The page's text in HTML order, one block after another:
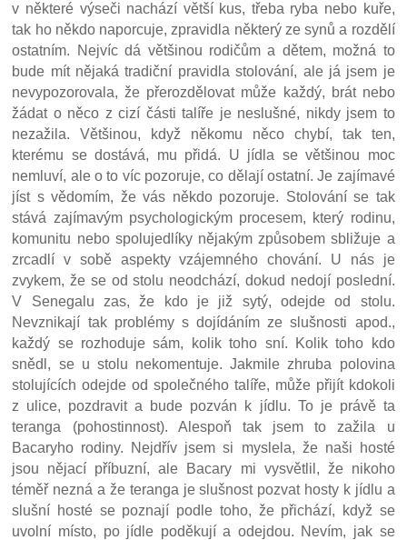
v některé výseči nachází větší kus, třeba ryba nebo kuře,
tak ho někdo naporcuje, zpravidla některý ze synů a rozdělí
ostatním. Nejvíc dá většinou rodičům a dětem, možná to
bude mít nějaká tradiční pravidla stolování, ale já jsem je
nevypozorovala, že přerozdělovat může každý, brát nebo
žádat o něco z cizí části talíře je neslušné, nikdy jsem to
nezažila. Většinou, když někomu něco chybí, tak ten,
kterému se dostává, mu přidá. U jídla se většinou moc
nemluví, ale o to víc pozoruje, co dělají ostatní. Je zajímavé
jíst s vědomím, že vás někdo pozoruje. Stolování se tak
stává zajímavým psychologickým procesem, který rodinu,
komunitu nebo spolujedlíky nějakým způsobem sbližuje a
zrcadlí v sobě aspekty vzájemného chování. U nás je
zvykem, že se od stolu neodchází, dokud nedojí poslední.
V Senegalu zas, že kdo je již sytý, odejde od stolu.
Nevznikají tak problémy s dojídáním ze slušnosti apod.,
každý se rozhoduje sám, kolik toho sní. Kolik toho kdo
snědl, se u stolu nekomentuje. Jakmile zhruba polovina
stolujících odejde od společného talíře, může přijít kdokoli
z ulice, pozdravit a bude pozván k jídlu. To je právě ta
teranga (pohostinnost). Alespoň tak jsem to zažila u
Bacaryho rodiny. Nejdřív jsem si myslela, že naši hosté
jsou nějací příbuzní, ale Bacary mi vysvětlil, že nikoho
téměř nezná a že teranga je slušnost pozvat hosty k jídlu a
slušní hosté se poznají podle toho, že přichází, když se
uvolní místo, po jídle poděkují a odejdou. Nevím, jak se